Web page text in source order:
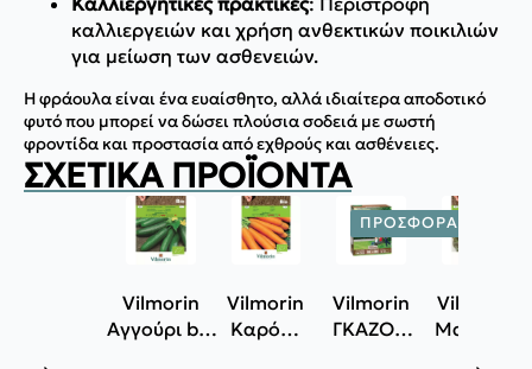
καλλιεργειών και χρήση ανθεκτικών ποικιλιών
για μείωση των ασθενειών.
Η φράουλα είναι ένα ευαίσθητο, αλλά ιδιαίτερα αποδοτικό
φυτό που μπορεί να δώσει πλούσια σοδειά με σωστή
φροντίδα και προστασία από εχθρούς και ασθένειες.
ΣΧΕΤΙΚΆ ΠΡΟΪΌΝΤΑ
Vilmorin
Αγγούρι bio
Vilmorin
Καρότο
ΠΡΟΣΦΟΡΆ!
Vilmorin
ΓΚΑΖΟΝ
Vilmorin
Μαρούλι